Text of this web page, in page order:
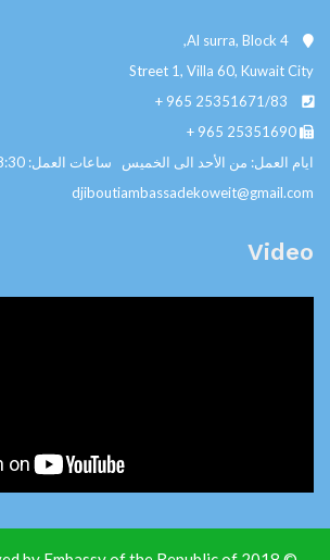
Street 1, Villa 60, Kuwait City
+ 965 25351671/83
+ 965 25351690
ايام العمل: من الأحد الى الخميس ساعات العمل: 8:30 صباحا الي2:30 عصراً
djiboutiambassadekoweit@gmail.com
Video